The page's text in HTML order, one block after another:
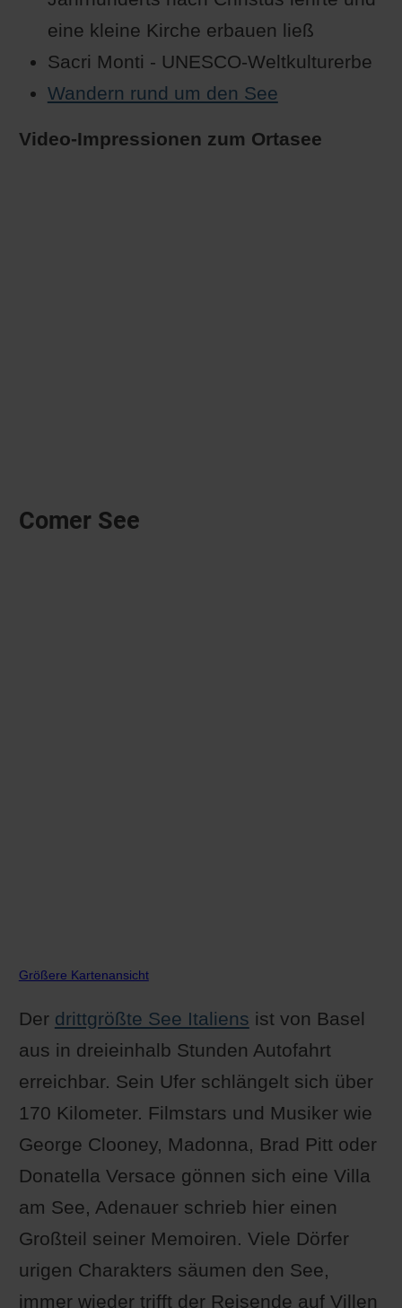
eine kleine Kirche erbauen ließ
Sacri Monti - UNESCO-Weltkulturerbe
Wandern rund um den See
Video-Impressionen zum Ortasee
Comer See
Größere Kartenansicht
Der drittgrößte See Italiens ist von Basel
aus in dreieinhalb Stunden Autofahrt
erreichbar. Sein Ufer schlängelt sich über
170 Kilometer. Filmstars und Musiker wie
George Clooney, Madonna, Brad Pitt oder
Donatella Versace gönnen sich eine Villa
am See, Adenauer schrieb hier einen
Großteil seiner Memoiren. Viele Dörfer
urigen Charakters säumen den See,
immer wieder trifft der Reisende auf Villen